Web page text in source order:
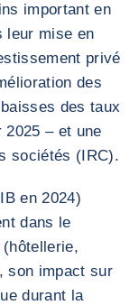
important en
leur mise en
privé
des
des taux
– et une
sociétés (IRC).
en 2024)
dans le
son impact sur
durant la